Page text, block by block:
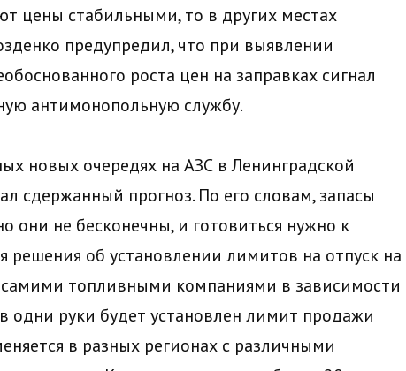
цены стабильными, то в других местах
предупредил, что при выявлении
роста цен на заправках сигнал
антимонопольную службу.
новых очередях на АЗС в Ленинградской
сдержанный прогноз. По его словам, запасы
они не бесконечны, и готовиться нужно к
об установлении лимитов на отпуск на
самими топливными компаниями в зависимости
в одни руки будет установлен лимит продажи
в разных регионах с различными